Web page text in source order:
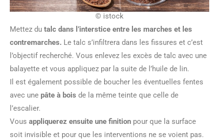
© istock
Mettez du talc dans l’interstice entre les marches et les
contremarches. Le talc s’infiltrera dans les fissures et c’est
l’objectif recherché. Vous enlevez les excès de talc avec une
balayette et vous appliquez par la suite de l’huile de lin.
Il est également possible de boucher les éventuelles fentes
avec une pâte à bois de la même teinte que celle de
l’escalier.
Vous appliquerez ensuite une finition pour que la surface
soit invisible et pour que les interventions ne se voient pas.